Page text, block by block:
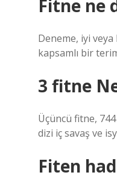
Fitne ne
Deneme, iyi
kapsamlı bir
3 fitne
Üçüncü fitne,
dizi iç savaş ve
Fiten